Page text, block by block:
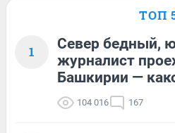
ТОП
1
Север бедный,
журналист
Башкирии —
104 016 167